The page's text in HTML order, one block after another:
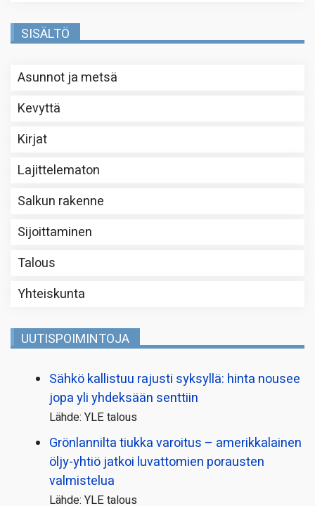
SISÄLTÖ
Asunnot ja metsä
Kevyttä
Kirjat
Lajittelematon
Salkun rakenne
Sijoittaminen
Talous
Yhteiskunta
UUTISPOIMINTOJA
Sähkö kallistuu rajusti syksyllä: hinta nousee
jopa yli yhdeksään senttiin
Lähde: YLE talous
Grönlannilta tiukka varoitus – amerikkalainen
öljy-yhtiö jatkoi luvattomien porausten
valmistelua
Lähde: YLE talous